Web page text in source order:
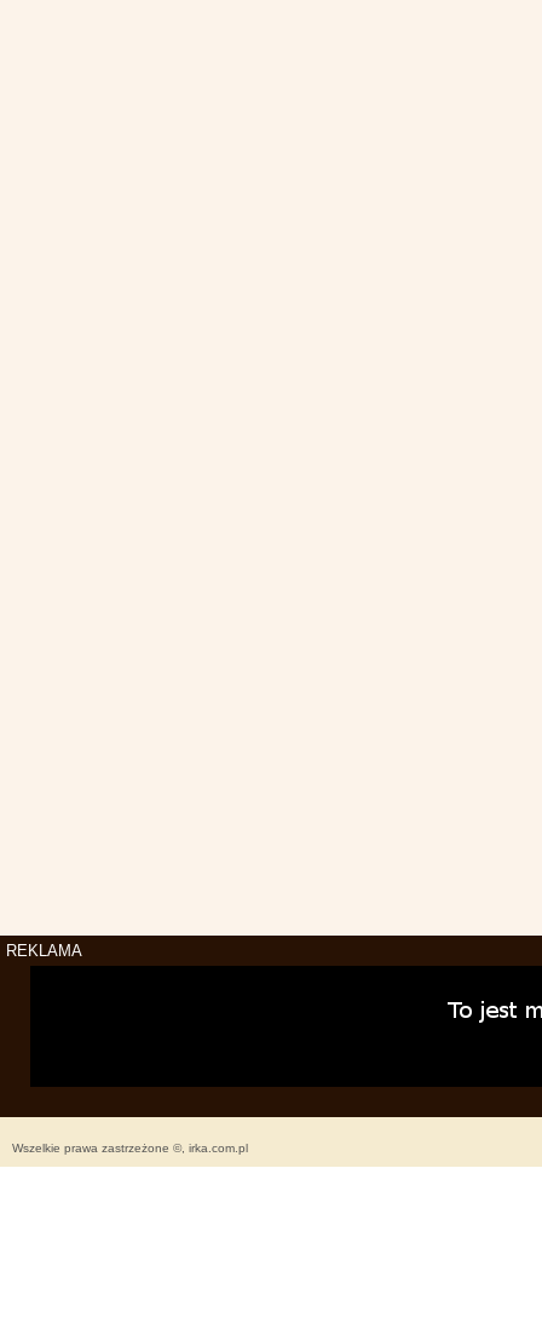
REKLAMA
Wszelkie prawa zastrzeżone ©, irka.com.pl